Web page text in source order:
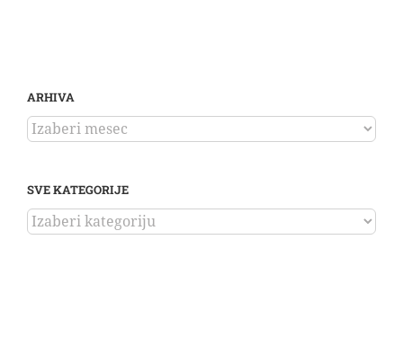
ARHIVA
ARHIVA
SVE KATEGORIJE
SVE
KATEGORIJE